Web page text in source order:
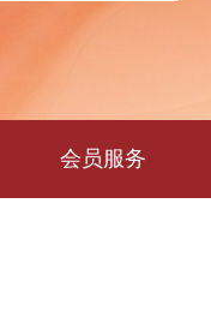
会员服务